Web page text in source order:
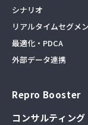
シナリオ
リアルタイムセグメ
最適化・PDCA
外部データ連携
Repro Booster
コンサルティン